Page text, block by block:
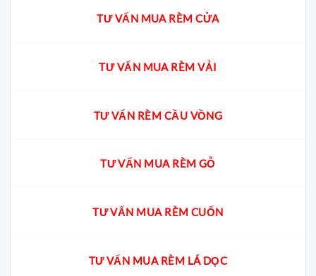
TƯ VẤN MUA RÈM CỬA
TƯ VẤN MUA RÈM VẢI
TƯ VẤN RÈM CẦU VỒNG
TƯ VẤN MUA RÈM GỖ
TƯ VẤN MUA RÈM CUỐN
TƯ VẤN MUA RÈM LÁ DỌC